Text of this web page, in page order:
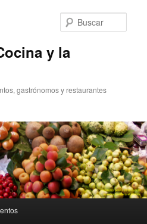
y la
gastrónomos y restaurantes